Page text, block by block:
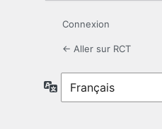
Connexion
← Aller sur RCT
Langue